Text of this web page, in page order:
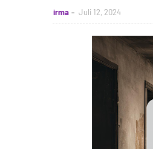
irma Juli 12, 2024